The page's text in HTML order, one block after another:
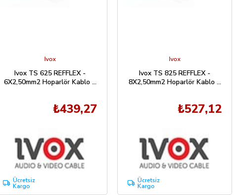
Ivox
Ivox TS 625 REFFLEX -
6X2,50mm2 Hoparlör Kablo 1
₺439,27
Ücretsiz
Kargo
Ivox
Ivox TS 825 REFFLEX -
8X2,50mm2 Hoparlör Kablo 1
₺527,12
Ücretsiz
Kargo